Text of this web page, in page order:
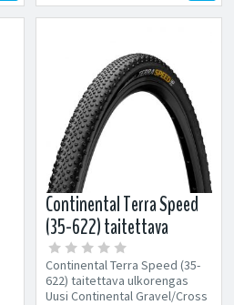
Continental Terra Speed
(35-622) taitettava
ulkorengas (Musta)
Continental Terra Speed (35-
622) taitettava ulkorengas
Uusi Continental Gravel/Cross